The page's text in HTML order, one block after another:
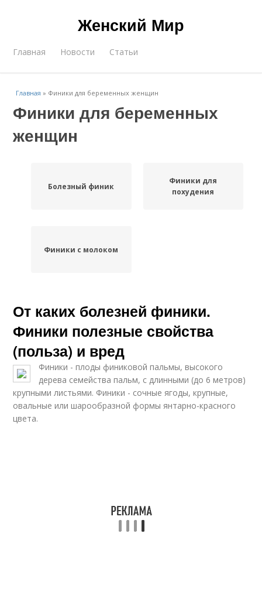
Женский Мир
Главная Новости Статьи
Главная » Финики для беременных женщин
Финики для беременных
женщин
Болезный финик
Финики для
похудения
Финики с молоком
От каких болезней финики.
Финики полезные свойства
(польза) и вред
Финики - плоды финиковой пальмы, высокого
дерева семейства пальм, с длинными (до 6 метров)
крупными листьями. Финики - сочные ягоды, крупные,
овальные или шарообразной формы янтарно-красного
цвета.